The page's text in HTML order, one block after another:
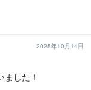
2025年10月14日
した！